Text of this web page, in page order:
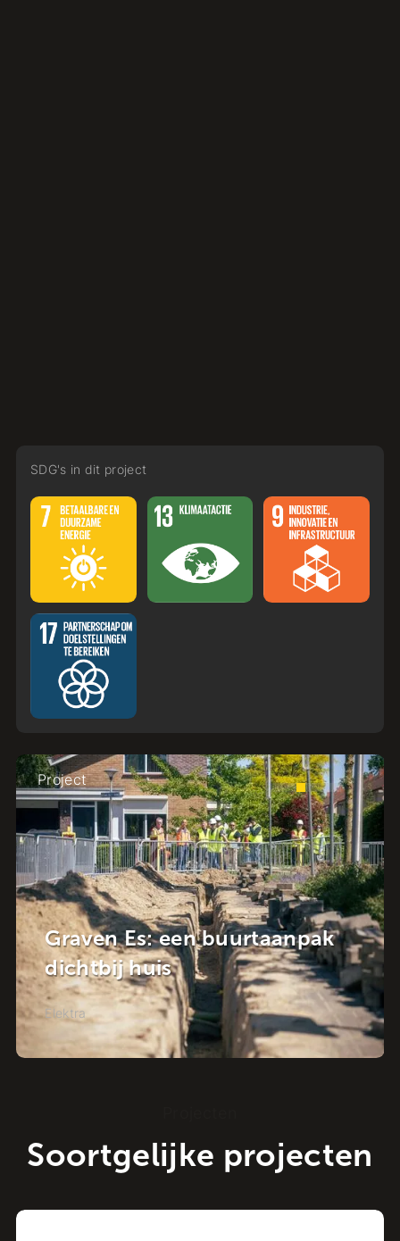
SDG's in dit project
Project
NuMeren gaat van start!
Elektra
Soortgelijke projecten